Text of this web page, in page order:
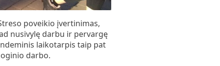
poveikio įvertinimas,
nusivylę darbu ir pervargę
laikotarpis taip pat
darbo.